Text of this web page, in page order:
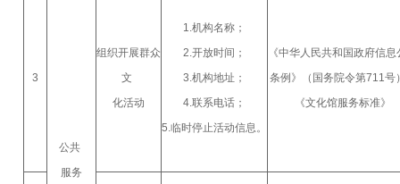
公共
服务
3
组织开展群众
文
化活动
1.机构名称；
2.开放时间；
3.机构地址；
4.联系电话；
5.临时停止活动信息。
《中华人民共和国政府信息
条例》（国务院令第711号
《文化馆服务标准》